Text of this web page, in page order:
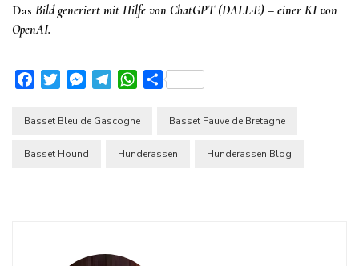
Das Bild generiert mit Hilfe von ChatGPT (DALL·E) – einer KI von
OpenAI.
FacebookTwitterMessenger
TelegramWhatsApp
Teilen
Basset Bleu de Gascogne Basset Fauve de Bretagne
Basset Hound Hunderassen Hunderassen.Blog